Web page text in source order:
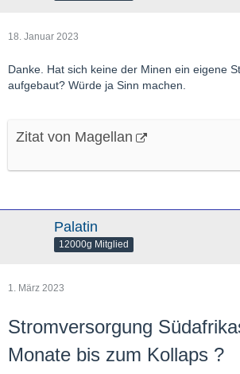
18. Januar 2023
Danke. Hat sich keine der Minen ein eigene
aufgebaut? Würde ja Sinn machen.
Zitat von Magellan
Palatin
12000g Mitglied
1. März 2023
Stromversorgung
Monate bis zum Kollaps ?